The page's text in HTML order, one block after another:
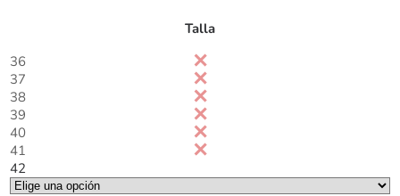
Talla
36
37
38
39
40
41
42